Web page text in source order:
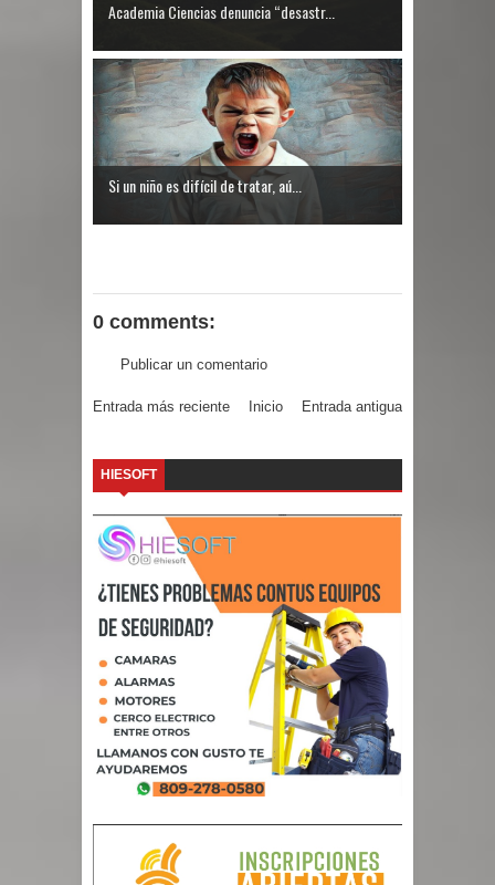
Academia Ciencias denuncia “desastr...
Si un niño es difícil de tratar, aú...
0 comments:
Publicar un comentario
Entrada más reciente Entrada antigua
Inicio
HIESOFT